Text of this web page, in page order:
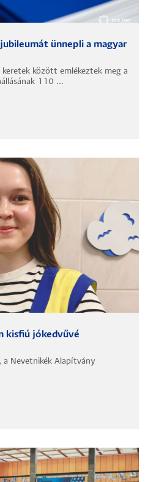
ünnepli a magyar
között emlékeztek meg a
110 ...
kisfiú jókedvűvé
a Nevetnikék Alapítvány